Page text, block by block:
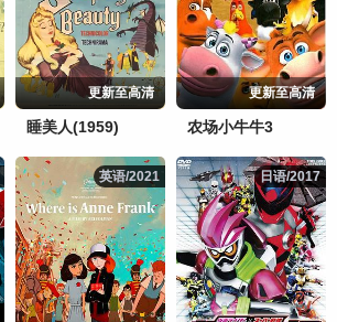
更新至高清
睡美人(1959)
更新至高清
农场小牛牛3
英语/2021
英语/2021 日语/2017
日语/2017